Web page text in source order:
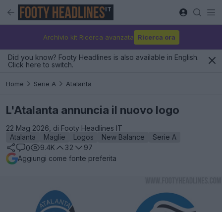
IT
Archivio kit Ricerca avanzata Ricerca ora
Did you know? Footy Headlines is also available in English.
Click here to switch.
Home Serie A Atalanta
L'Atalanta annuncia il nuovo logo
22 Mag 2026, di Footy Headlines IT
Atalanta
Maglie Logos New Balance
Serie A
0
9.4K 32
97
Aggiungi come fonte preferita